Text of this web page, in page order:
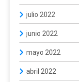
julio 2022
junio 2022
mayo 2022
abril 2022